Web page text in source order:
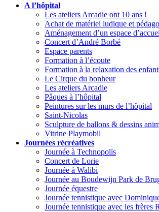
A l’hôpital
Les ateliers Arcadie ont 10 ans !
Achat de matériel ludique et
Aménagement d’un espace
Concert d’André Borbé
Espace parents
Formation à l’écoute
Formation à la relaxation des
Le Cirque du bonheur
Les ateliers Arcadie
Pâques à l’hôpital
Peintures sur les murs de l’hôpital
Saint-Nicolas
Sculpture de ballons & dessins
Vitrine Playmobil
Journées récréatives
Journée à Technopolis
Concert de Lorie
Journée à Walibi
Journée au Boudewijn Park de
Journée équestre
Journée tennistique avec
Journée tennistique avec les frères